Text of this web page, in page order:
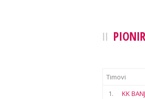
Timovi
1.
KK